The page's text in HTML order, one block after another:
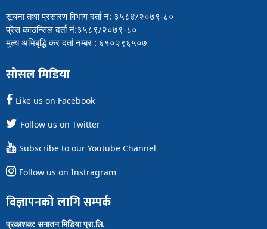
सूचना तथा प्रसारण विभाग दर्ता नं: ३५८४/२०७९-८०
प्रेस काउन्सिल दर्ता नं:३५८९/२०७९-८०
मुल्य अभिबृद्धि कर दर्ता नम्बर : ६१०२९६५०७
सोसल मिडिया
Like us on Facebook
Follow us on Twitter
Subscribe to our Youtube Channel
Follow us on Instragram
विज्ञापनको लागि सम्पर्क
प्रकाशक: सनातन मिडिया प्रा.लि.